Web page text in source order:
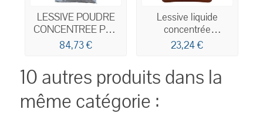
LESSIVE POUDRE
CONCENTREE PRO
ECODETERGENT
ECOCERT 15kg
84,73 €
Lessive liquide
concentrée
professionnelle
écodétergent Ecocert
23,24 €
10 autres produits dans la
même catégorie :